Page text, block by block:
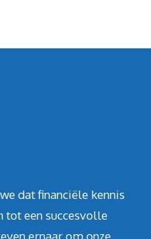
dat financiële kennis
tot een succesvolle
ernaar om onze